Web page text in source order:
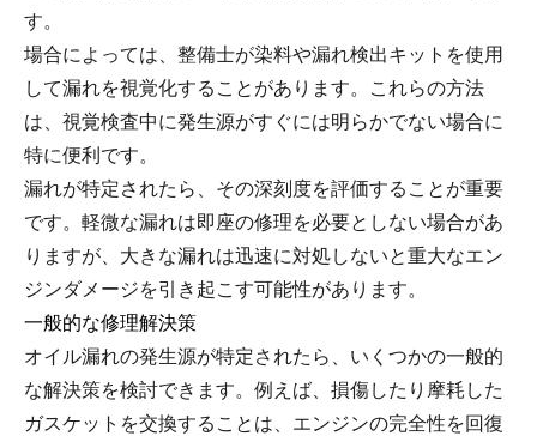
す。
場合によっては、整備士が染料や漏れ検出キットを使用
して漏れを視覚化することがあります。これらの方法
は、視覚検査中に発生源がすぐには明らかでない場合に
特に便利です。
漏れが特定されたら、その深刻度を評価することが重要
です。軽微な漏れは即座の修理を必要としない場合があ
りますが、大きな漏れは迅速に対処しないと重大なエン
ジンダメージを引き起こす可能性があります。
一般的な修理解決策
オイル漏れの発生源が特定されたら、いくつかの一般的
な解決策を検討できます。例えば、損傷したり摩耗した
ガスケットを交換することは、エンジンの完全性を回復